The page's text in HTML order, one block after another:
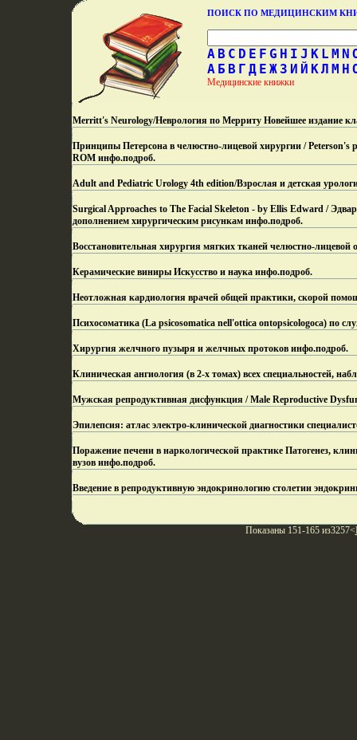
ПОИСК ПО МЕДИЦИНСКИМ
A B C D E F G H I J K L M N
А Б В Г Д Е Ж З И Й КЛ М Н
Медицинские книжки
Merritt's Neurology/Неврология по Мерриту Новейшее издание
Принципы Петерсона в челюстно-лицевой хирургии /
ROM инфо.подроб.
Adult and Pediatric Urology 4th edition/Взрослая и детская
Surgical Approaches to The Facial Skeleton - by Ellis Edward /
дополнением хирургическим рисункам инфо.подроб.
Восстановительная хирургия мягких тканей челюстно-
Керамические виниры Искусство и наука инфо.подроб.
Неотложная кардиология врачей общей практики, скорой
Психосоматика (La psicosomatica nell'ottica ontopsicologoca) по
Хирургия желчного пузыря и желчных протоков инфо.подроб.
Клиническая ангиология (в 2-х томах) всех специальностей,
Мужская репродуктивная дисфункция / Male Reproductive
Эпилепсия: атлас электро-клинической диагностики
Поражение печени в наркологической практике Патогенез,
вузов инфо.подроб.
Введение в репродуктивную эндокринологию столетии
Показаны 151-165 из3257<